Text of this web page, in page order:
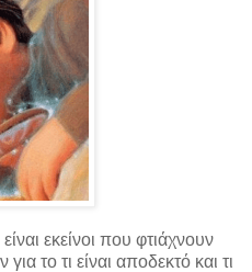
εκείνοι που φτιάχνουν
το τι είναι αποδεκτό και τι